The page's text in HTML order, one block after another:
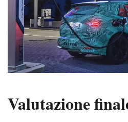
Valutazione